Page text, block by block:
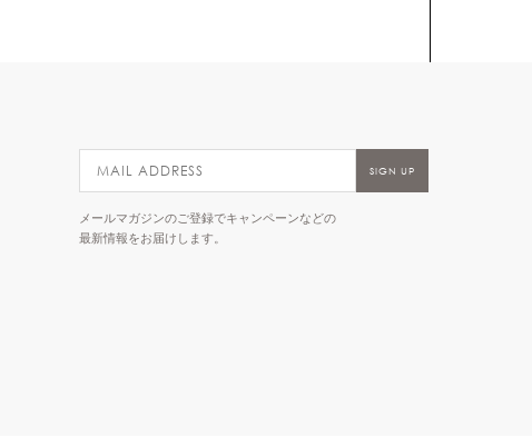
メールマガジンのご登録でキャンペーンなどの
最新情報をお届けします。